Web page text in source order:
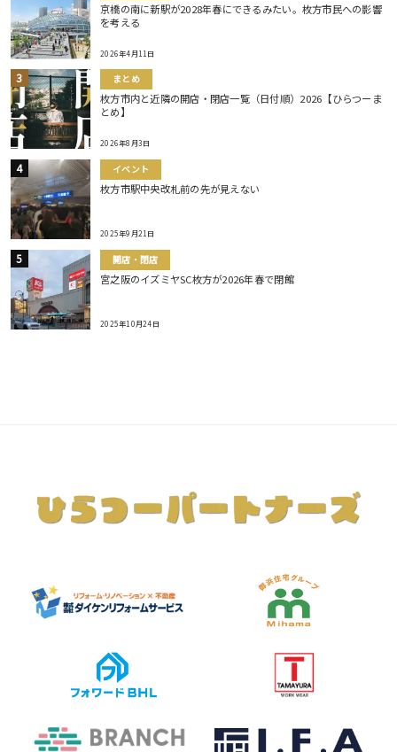
京橋の南に新駅が2028年春にできるみたい。枚方市民への影響
を考える
2026年4月11日
まとめ
枚方市内と近隣の開店・閉店一覧（日付順）2026【ひらつーま
とめ】
2026年8月3日
イベント
枚方市駅中央改札前の先が見えない
2025年9月21日
開店・閉店
宮之阪のイズミヤSC枚方が2026年春で閉館
2025年10月24日